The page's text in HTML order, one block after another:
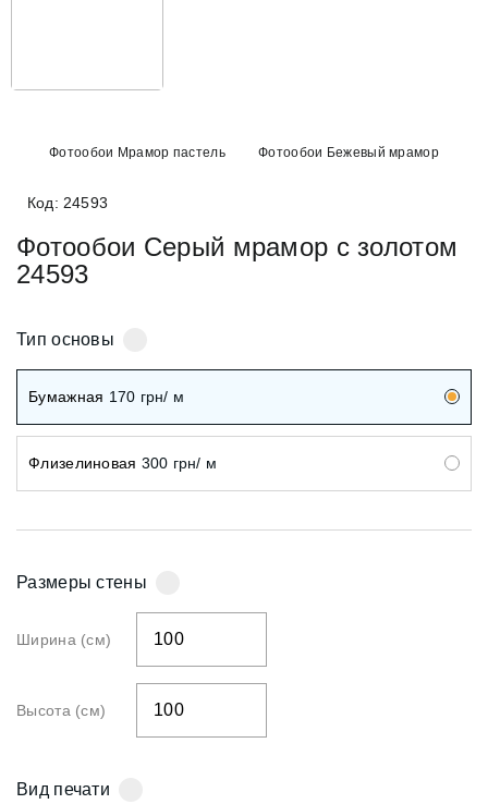
Фотообои Мрамор пастель Фотообои Бежевый мрамор
Код: 24593
Фотообои Серый мрамор с золотом
24593
Тип основы
Бумажная 170 грн/ м
Флизелиновая 300 грн/ м
Размеры стены
Ширина (см)
Высота (см)
Вид печати